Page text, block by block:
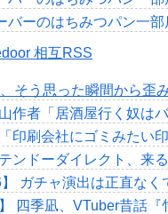
バーのはちみつパン一
相互RSS
そう思った瞬間から歪
山作者「居酒屋行く奴は
「印刷会社にゴミみた
ンドーダイレクト、来
】 ガチャ演出は正直な
】 四季凪、VTuber昔話